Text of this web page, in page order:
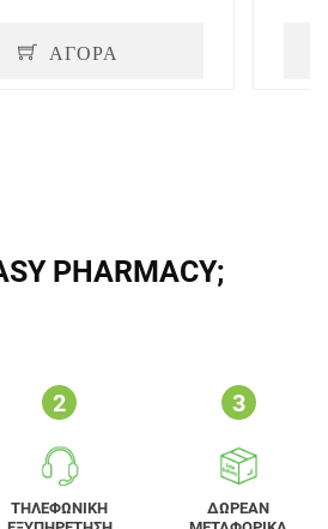
ΑΓΟΡΑ
PHARMACY;
ΤΗΛΕΦΩΝΙΚΗ
ΔΩΡΕΑΝ